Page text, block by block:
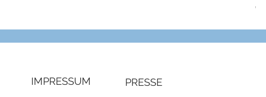
€
IMPRESSUM PRESSE